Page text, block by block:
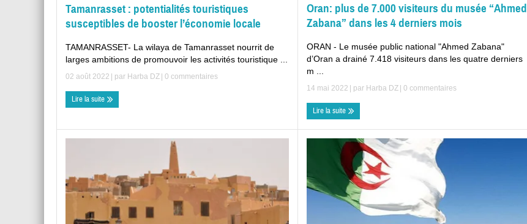
Tamanrasset : potentialités touristiques
susceptibles de booster l’économie locale
TAMANRASSET- La wilaya de Tamanrasset nourrit de
larges ambitions de promouvoir les activités touristique ...
02 août 2022 | par Harba DZ | 0 commentaires
Lire la suite
Oran: plus de 7.000 visiteurs du musée “Ahmed
Zabana” dans les 4 derniers mois
ORAN - Le musée public national "Ahmed Zabana"
d’Oran a drainé 7.418 visiteurs dans les quatre derniers
m ...
14 mai 2022 | par Harba DZ 0 commentaires
Lire la suite